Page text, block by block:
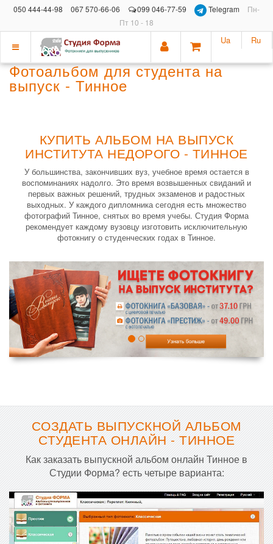
050 444-44-98 067 570-66-06 099 046-77-59 Telegram
Пн-
Пт 10 - 18
Показать
меню
Ua Ru
Фотоальбом для студента на
выпуск - Тинное
КУПИТЬ АЛЬБОМ НА ВЫПУСК
ИНСТИТУТА НЕДОРОГО - ТИННОЕ
У большинства, закончивших вуз, учебное время остается в
воспоминаниях надолго. Это время возвышенных свиданий и
первых важных решений, трудных экзаменов и радостных
выходных. У каждого дипломника сегодня есть множество
фотографий Тинное, снятых во время учебы. Студия Форма
рекомендует каждому вузовцу изготовить исключительную
фотокнигу о студенческих годах в Тинное.
СОЗДАТЬ ВЫПУСКНОЙ АЛЬБОМ
СТУДЕНТА ОНЛАЙН - ТИННОЕ
Как заказать выпускной альбом онлайн Тинное в
Студии Форма? есть четыре варианта: